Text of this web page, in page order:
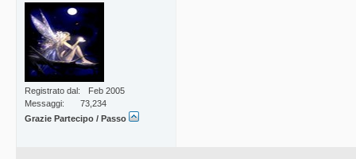
Registrato dal
Feb 2005
Messaggi
73,234
Grazie Partecipo / Passo